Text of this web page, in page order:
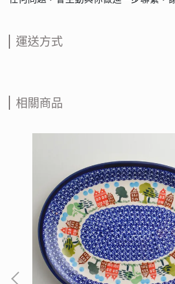
運送方式
相關商品